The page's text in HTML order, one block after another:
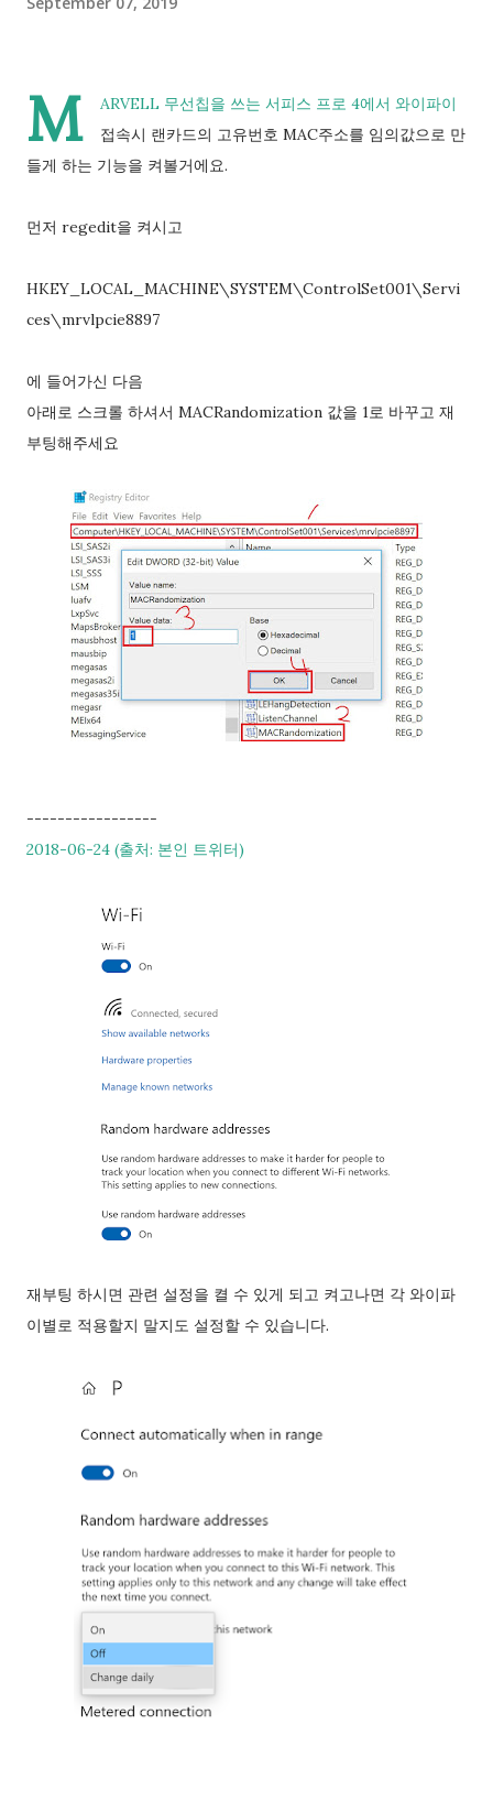
USB 디버깅을 켜두셔야 명령 실행이 가능해요. 이 부분은 검색을
통해 확인하실 수 있는데 대략적으로는 설정 앱의 기기 정보에서
'빌드 번호'를 8번 이상 누르고 화면 잠금(설정된 경우에만)을 풀
데, 주소 표시창에서 cmd를 입력한 뒤 엔터를 누르시면 그 폴더
접근하는 앱이 얼마나 많은지 확인해볼까요. 개발자가
READ_CLIPBOARD 권한을 선언한 앱은 설치 후 이 권한이 자동
M
ARVELL 무선칩을 쓰는 서피스 프로 4에서 와이파이
접속시 랜카드의 고유번호 MAC주소를 임의값으로 만
들게 하는 기능을 켜볼거에요.
먼저 regedit을 켜시고
HKEY_LOCAL_MACHINE\SYSTEM\ControlSet001\Servi
ces\mrvlpcie8897
에 들어가신 다음
아래로 스크롤 하셔서 MACRandomization 값을 1로 바꾸고 재
부팅해주세요
-----------------
2018-06-24 (출처: 본인 트위터)
재부팅 하시면 관련 설정을 켤 수 있게 되고 켜고나면 각 와이파
이별로 적용할지 말지도 설정할 수 있습니다.